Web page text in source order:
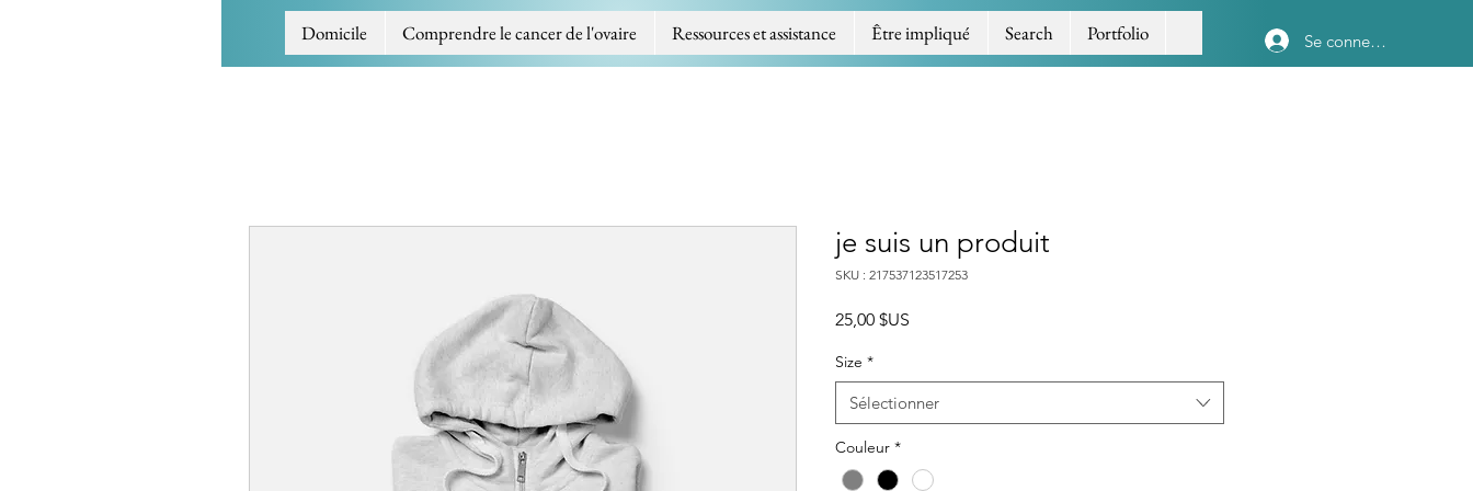
Domicile Comprendre le cancer de l'ovaire Ressources et assistance Être impliqué Search Portfolio Se connecter
je suis un produit
SKU : 217537123517253
25,00 $US
Size *
Sélectionner
Couleur *